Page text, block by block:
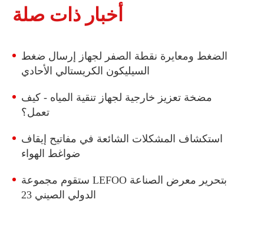
أخبار ذات صلة
الضغط ومعايرة نقطة الصفر لجهاز إرسال ضغط
السيليكون الكريستالي الأحادي
مضخة تعزيز خارجية لجهاز تنقية المياه - كيف
تعمل؟
استكشاف المشكلات الشائعة في مفاتيح إيقاف
ضواغط الهواء
ستقوم مجموعة LEFOO بتحرير معرض الصناعة
الدولي الصيني 23